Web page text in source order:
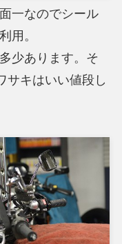
一なのでシール
用。
少あります。そ
サキはいい値段し